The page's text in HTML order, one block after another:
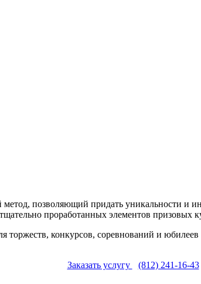
метод, позволяющий придать уникальности
проработанных элементов призовых
торжеств, конкурсов, соревнований и
Заказать услугу
(812) 241-16-43